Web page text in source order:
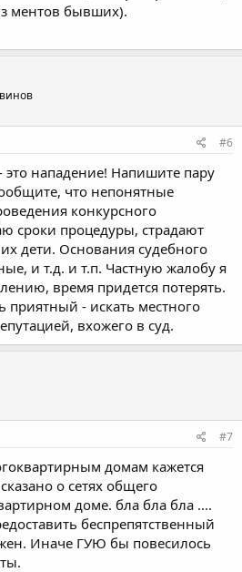
ментов бывших).
#6
нападение! Напишите пару
что непонятные
конкурсного
сроки процедуры, страдают
дети. Основания судебного
и т.д. и т.п. Частную жалобу я
время придется потерять.
приятный - искать местного
вхожего в суд.
#7
домам кажется
о сетях общего
доме. бла бла бла ....
беспрепятственный
Иначе ГУЮ бы повесилось